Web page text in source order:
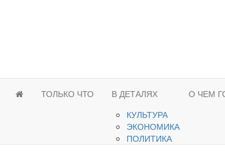
ТОЛЬКО ЧТО
В ДЕТАЛЯХ
КУЛЬТУРА
ЭКОНОМИКА
ПОЛИТИКА
О ЧЕМ